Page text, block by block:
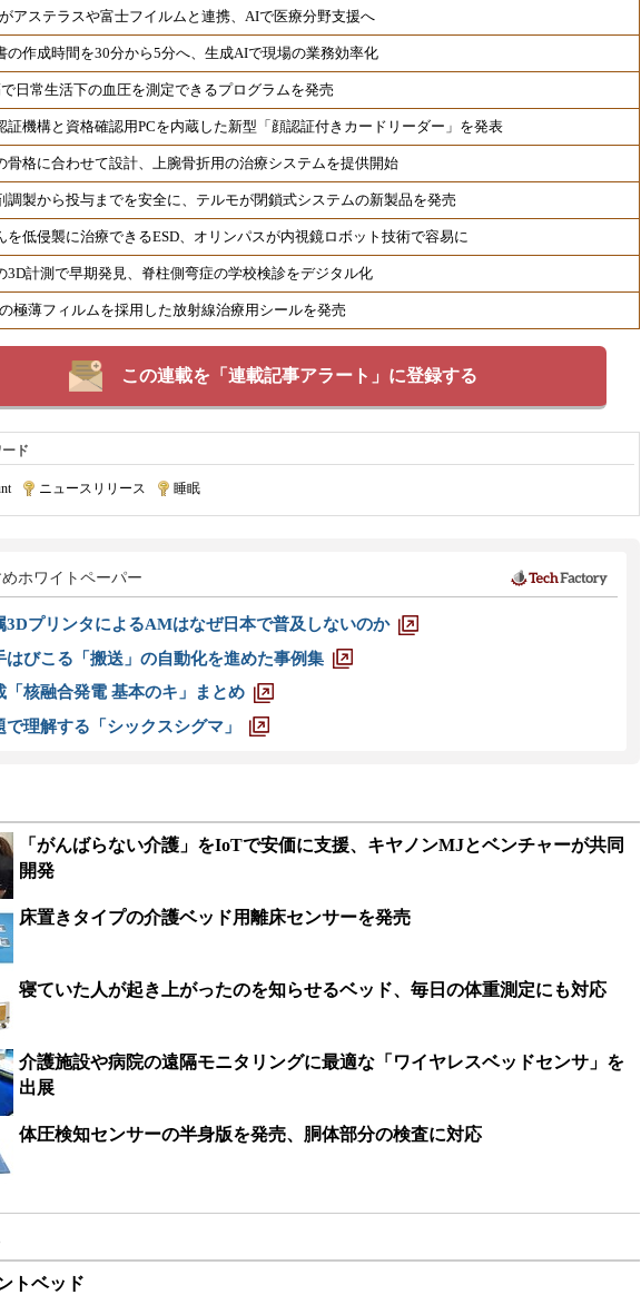
アステラスや富士フイルムと連携、AIで医療分野支援へ
の作成時間を30分から5分へ、生成AIで現場の業務効率化
日常生活下の血圧を測定できるプログラムを発売
証機構と資格確認用PCを内蔵した新型「顔認証付きカードリーダー」を発表
骨格に合わせて設計、上腕骨折用の治療システムを提供開始
調製から投与までを安全に、テルモが閉鎖式システムの新製品を発売
を低侵襲に治療できるESD、オリンパスが内視鏡ロボット技術で容易に
3D計測で早期発見、脊柱側弯症の学校検診をデジタル化
極薄フィルムを採用した放射線治療用シールを発売
この連載を「連載記事アラート」に登録する
ド
| ニュースリリース 睡眠
ホワイトペーパー
3DプリンタによるAMはなぜ日本で普及しないのか
はびこる「搬送」の自動化を進めた事例集
「核融合発電 基本のキ」まとめ
で理解する「シックスシグマ」
「がんばらない介護」をIoTで安価に支援、キヤノンMJとベンチャーが共同
開発
床置きタイプの介護ベッド用離床センサーを発売
寝ていた人が起き上がったのを知らせるベッド、毎日の体重測定にも対応
介護施設や病院の遠隔モニタリングに最適な「ワイヤレスベッドセンサ」を
出展
体圧検知センサーの半身版を発売、胴体部分の検査に対応
トベッド